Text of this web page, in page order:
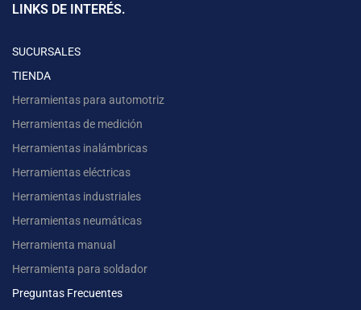
LINKS DE INTERÉS.
SUCURSALES
TIENDA
Herramientas para automotriz
Herramientas de medición
Herramientas inalámbricas
Herramientas eléctricas
Herramientas industriales
Herramientas neumáticas
Herramienta manual
Herramienta para soldador
Preguntas Frecuentes